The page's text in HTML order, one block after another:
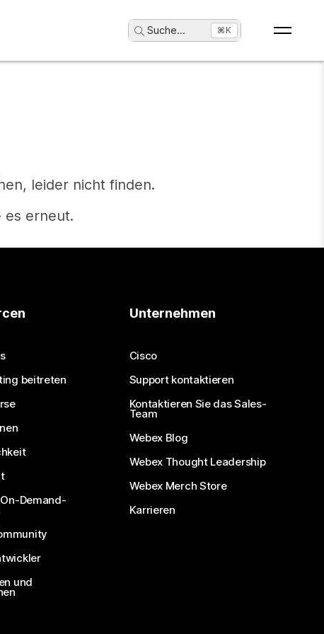
Suche... ⌘K
leider nicht finden.
es erneut.
beitreten
Demand-
und
Unternehmen
Cisco
Support kontaktieren
Kontaktieren Sie das Sales-
Team
Webex Blog
Webex Thought Leadership
Webex Merch Store
Karrieren